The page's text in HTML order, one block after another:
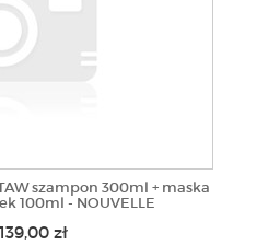
szampon 300ml + maska
100ml - NOUVELLE
139,00 zł